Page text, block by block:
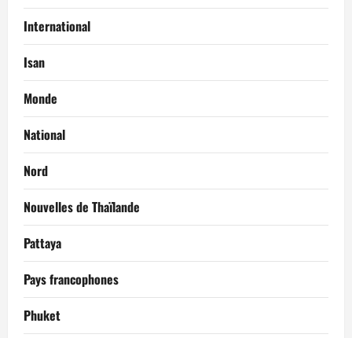
International
Isan
Monde
National
Nord
Nouvelles de Thaïlande
Pattaya
Pays francophones
Phuket